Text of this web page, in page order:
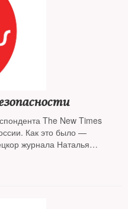
The New Times
Как это было —
журнала Наталья
Альбац